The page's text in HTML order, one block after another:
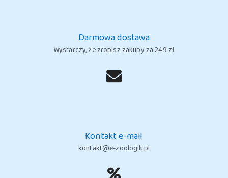
Darmowa dostawa
Wystarczy, że zrobisz zakupy za 249 zł
Kontakt e-mail
kontakt@e-zoologik.pl